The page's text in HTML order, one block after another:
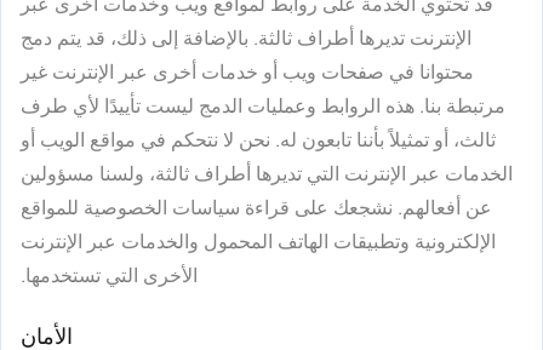
الإنترنت تديرها أطراف ثالثة. بالإضافة إلى ذلك، قد يتم دمج
محتوانا في صفحات ويب أو خدمات أخرى عبر الإنترنت غير
مرتبطة بنا. هذه الروابط وعمليات الدمج ليست تأييدًا لأي طرف
ثالث، أو تمثيلاً بأننا تابعون له. نحن لا نتحكم في مواقع الويب أو
الخدمات عبر الإنترنت التي تديرها أطراف ثالثة، ولسنا مسؤولين
عن أفعالهم. نشجعك على قراءة سياسات الخصوصية للمواقع
الإلكترونية وتطبيقات الهاتف المحمول والخدمات عبر الإنترنت
الأخرى التي تستخدمها.
الأمان